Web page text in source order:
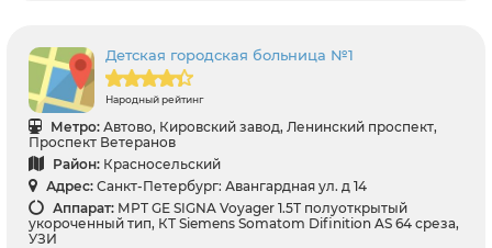
Детская городская больница №1
Народный рейтинг
Метро: Автово, Кировский завод, Ленинский проспект,
Проспект Ветеранов
Район: Красносельский
Адрес: Санкт-Петербург: Авангардная ул. д 14
Аппарат: МРТ GЕ SIGNA Voyager 1.5Т полуоткрытый
укороченный тип, КТ Siemens Somatom Difinition AS 64 среза,
УЗИ